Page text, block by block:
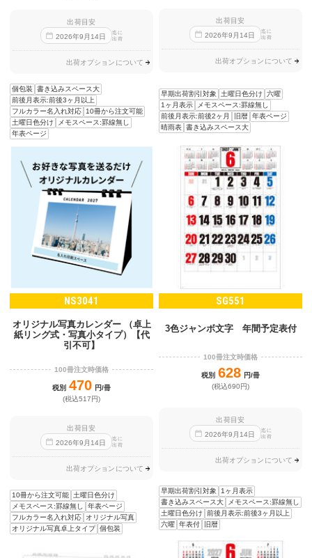
出荷目安
2026年9 月14日
迄に
出荷
出荷オプションについて
個包装
書き込みスペース大
前後月表示:前後3ヶ月以上
フルカラー名入れ対応 10冊から注文可能
土曜日色分け
メモスペース:罫線無し
年表ページ
出荷目安
2026年9 月 14日
迄に
出荷
出荷オプションについて
早期出荷割引対象 土曜日色分け
六曜
1ヶ月表示
メモスペース:罫線無し
前後月表示:前後2ヶ月
旧暦 年表ページ
晴雨表 書き込みスペース大
NS3041
オリジナル写真カレンダー （卓上
紙リング式・写真小タイプ）【代
引不可】
100冊注文時価格
税別 470 円/冊
(税込517円)
出荷目安
2026年9 月14日
迄に
出荷
出荷オプションについて
10冊から注文可能 土曜日色分け
メモスペース:罫線無し
年表ページ
フルカラー名入れ対応
オリジナル写真
オリジナル写真卓上タイプ 個包装
SG551
3色ジャンボ文字 年間予定表付
100冊注文時価格
税別 628 円/冊
(税込690円)
出荷目安
2026年9 月14日
迄に
出荷
出荷オプションについて
早期出荷割引対象
1ヶ月表示
書き込みスペース大
メモスペース:罫線無し
土曜日色分け
前後月表示:前後3ヶ月以上
六曜 年表付 旧暦